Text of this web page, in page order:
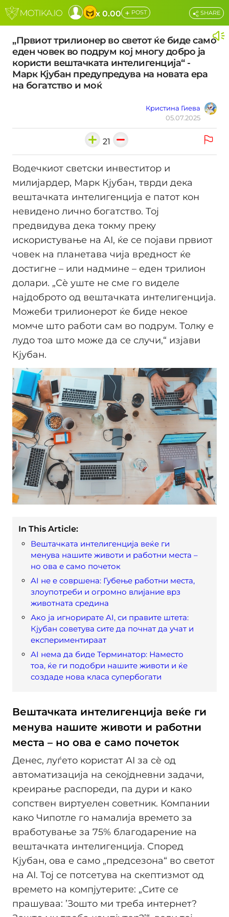
x 0.00 + POST
„Првиот трилионер во светот ќе биде само
еден човек во подрум кој многу добро ја
користи вештачката интелигенција“ -
Марк Кјубан предупредува на новата ера
на богатство и моќ
Кристина Гиева
05.07.2025
SHARE
21
Водечкиот светски инвеститор и
милијардер, Марк Кјубан, тврди дека
вештачката интелигенција е патот кон
невидено лично богатство. Тој
предвидува дека токму преку
искористување на AI, ќе се појави првиот
човек на планетава чија вредност ќе
достигне – или надмине – еден трилион
долари. „Сè уште не сме го виделе
најдоброто од вештачката интелигенција.
Можеби трилионерот ќе биде некое
момче што работи сам во подрум. Толку е
лудо тоа што може да се случи,“ изјави
Кјубан.
In This Article:
Вештачката интелигенција веќе ги
менува нашите животи и работни места –
но ова е само почеток
AI не е совршена: Губење работни места,
злоупотреби и огромно влијание врз
животната средина
Ако ја игнорирате AI, си правите штета:
Кјубан советува сите да почнат да учат и
експериментираат
AI нема да биде Терминатор: Наместо
тоа, ќе ги подобри нашите животи и ќе
создаде нова класа супербогати
Вештачката интелигенција веќе ги
менува нашите животи и работни
места – но ова е само почеток
Денес, луѓето користат AI за сè од
автоматизација на секојдневни задачи,
креирање распореди, па дури и како
сопствен виртуелен советник. Компании
како Чипотле го намалија времето за
вработување за 75% благодарение на
вештачката интелигенција. Според
Кјубан, ова е само „предсезона“ во светот
на AI. Тој се потсетува на скептизмот од
времето на компјутерите: „Сите се
прашуваа: ’Зошто ми треба интернет?